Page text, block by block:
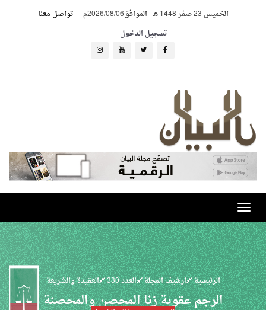
الخميس 23 صفر 1448 هـ -الموافق2026/08/06م
تواصل معنا
تسجيل الدخول
Toggle
navigation
الرئيسية ارشيف المجلة العدد 330 العقيدة والشريعة
الرجم عقوبة زنا المحصن والمحصنة